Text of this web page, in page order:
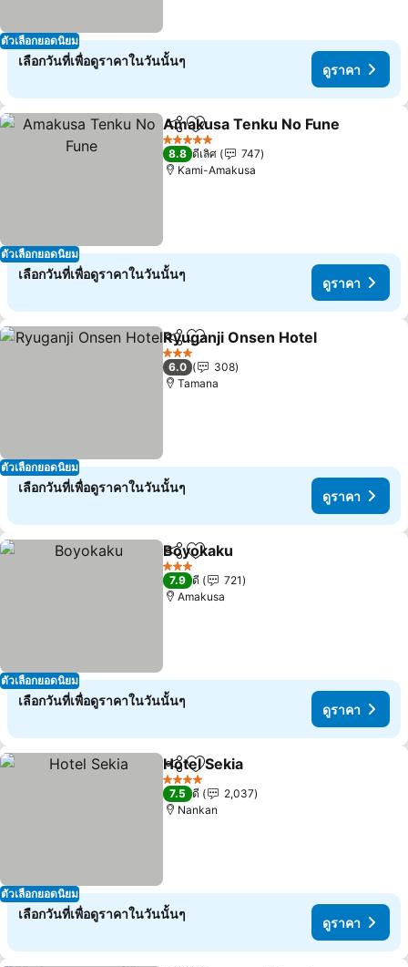
ตัวเลือกยอดนิยม
เลือกวันที่เพื่อดูราคาในวันนั้นๆ
ดูราคา
ตัวเลือกยอดนิยม
แชร์ เพิ่มในรายการโปรด
Amakusa Tenku No Fune
5 ดาว
8.8 ดีเลิศ
747
Kami-Amakusa
เลือกวันที่เพื่อดูราคาในวันนั้นๆ
ดูราคา
ตัวเลือกยอดนิยม
แชร์ เพิ่มในรายการโปรด
Ryuganji Onsen Hotel
3 ดาว
6.0
308
Tamana
เลือกวันที่เพื่อดูราคาในวันนั้นๆ
ดูราคา
ตัวเลือกยอดนิยม
แชร์ เพิ่มในรายการโปรด
Boyokaku
3 ดาว
7.9 ดี
721
Amakusa
เลือกวันที่เพื่อดูราคาในวันนั้นๆ
ดูราคา
ตัวเลือกยอดนิยม
แชร์ เพิ่มในรายการโปรด
Hotel Sekia
4 ดาว
7.5 ดี
2,037
Nankan
เลือกวันที่เพื่อดูราคาในวันนั้นๆ
ดูราคา